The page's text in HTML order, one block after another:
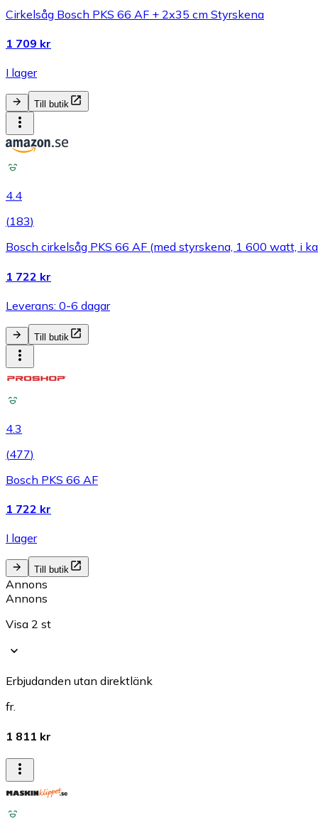
Cirkelsåg Bosch PKS 66 AF + 2x35 cm Styrskena
1 709 kr
I lager
Till butik
4.4
(183)
Bosch cirkelsåg PKS 66 AF (med styrskena, 1 600 watt, i
1 722 kr
Leverans: 0-6 dagar
Till butik
4.3
(477)
Bosch PKS 66 AF
1 722 kr
I lager
Till butik
Annons
Annons
Visa 2 st
Erbjudanden utan direktlänk
fr.
1 811 kr